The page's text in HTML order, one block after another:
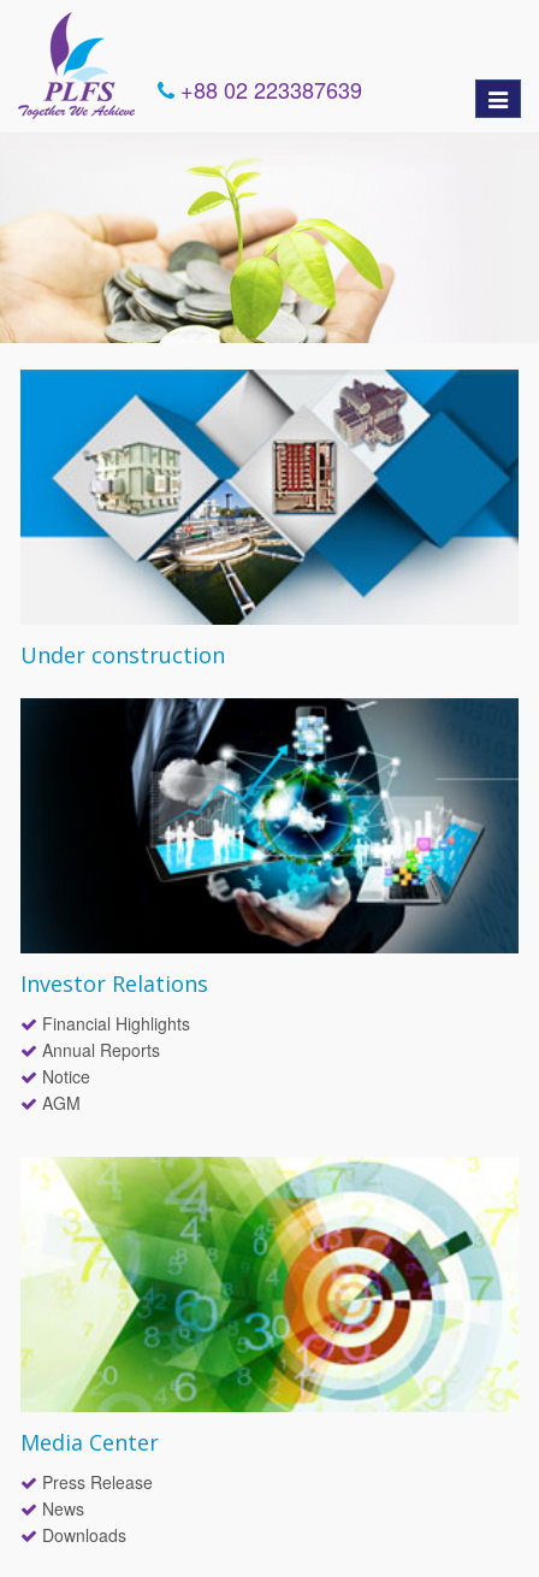
+88 02 223387639
Toggle
Under construction
Investor Relations
Financial Highlights
Annual Reports
Notice
AGM
Media Center
Press Release
News
Downloads